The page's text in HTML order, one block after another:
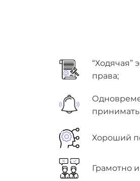
“Ходячая”
права;
Хороший
Грамотно